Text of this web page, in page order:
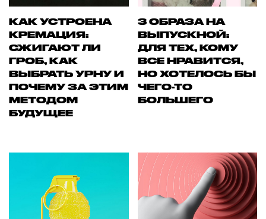
КАК УСТРОЕНА
КРЕМАЦИЯ:
СЖИГАЮТ ЛИ
ГРОБ, КАК
ВЫБРАТЬ УРНУ И
ПОЧЕМУ ЗА ЭТИМ
МЕТОДОМ
БУДУЩЕЕ
3 ОБРАЗА НА
ВЫПУСКНОЙ:
ДЛЯ ТЕХ, КОМУ
ВСЕ НРАВИТСЯ,
НО ХОТЕЛОСЬ БЫ
ЧЕГО-ТО
БОЛЬШЕГО